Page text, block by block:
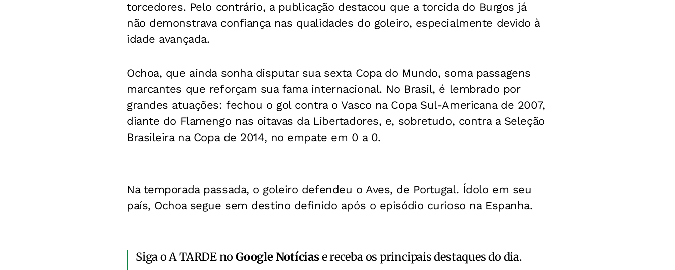
torcedores. Pelo contrário, a publicação destacou que a torcida do Burgos já
não demonstrava confiança nas qualidades do goleiro, especialmente devido à
idade avançada.
Ochoa, que ainda sonha disputar sua sexta Copa do Mundo, soma passagens
marcantes que reforçam sua fama internacional. No Brasil, é lembrado por
grandes atuações: fechou o gol contra o Vasco na Copa Sul-Americana de 2007,
diante do Flamengo nas oitavas da Libertadores, e, sobretudo, contra a Seleção
Brasileira na Copa de 2014, no empate em 0 a 0.
Na temporada passada, o goleiro defendeu o Aves, de Portugal. Ídolo em seu
país, Ochoa segue sem destino definido após o episódio curioso na Espanha.
Siga o A TARDE noGoogle Notíciase receba os principais destaques do dia.